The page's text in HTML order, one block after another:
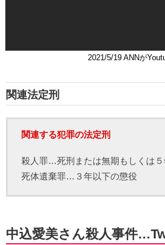
2021/5/19 ANNが
関連法定刑
関連する犯罪の法定刑
殺人罪…死刑または無期もしくは
死体遺棄罪…３年以下の懲役
中込愛美さん殺人事件